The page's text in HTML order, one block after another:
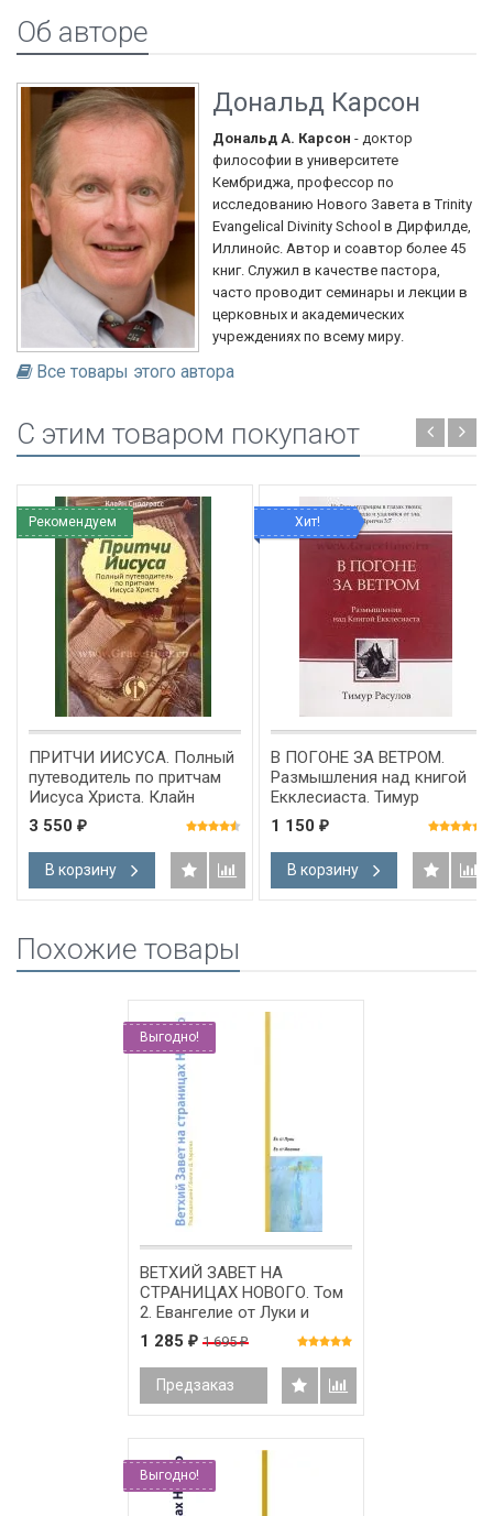
Об авторе
Дональд Карсон
Дональд А. Карсон - доктор
философии в университете
Кембриджа, профессор по
исследованию Нового Завета в Trinity
Evangelical Divinity School в Дирфилде,
Иллинойс. Автор и соавтор более 45
книг. Служил в качестве пастора,
часто проводит семинары и лекции в
церковных и академических
учреждениях по всему миру.
Все товары этого автора
C этим товаром покупают
Рекомендуем
ПРИТЧИ ИИСУСА. Полный
путеводитель по притчам
Иисуса Христа. Клайн
Снодграсс
3 550 ₽
В корзину
Хит!
В ПОГОНЕ ЗА ВЕТРОМ.
Размышления над книгой
Екклесиаста. Тимур
Расулов
1 150 ₽
В корзину
Похожие товары
Выгодно!
ВЕТХИЙ ЗАВЕТ НА
СТРАНИЦАХ НОВОГО. Том
2. Евангелие от Луки и
Евангелие от Иоанна. Под
ред. Г. Била и Д. Карсона
1 285 ₽ 1 695₽
Предзаказ
Выгодно!